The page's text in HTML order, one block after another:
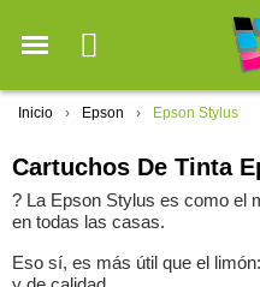
Inicio Epson Epson Stylus
Cartuchos De Tinta
? La Epson Stylus es como el
en todas las casas.
Eso sí, es más útil que el